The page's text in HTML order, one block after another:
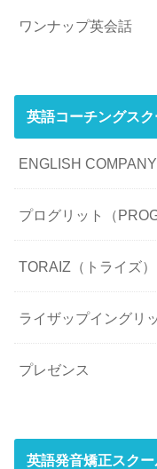
ワンナップ英会話
英語コーチングス
ENGLISH
プログリット（
TORAIZ（トライズ）
ライザップイングリ
プレゼンス
英語発音矯正スク